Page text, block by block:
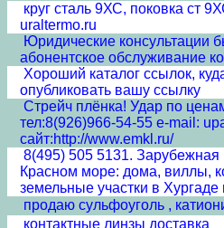
круг сталь 9ХС, поковка ст
uraltermo.ru
Юридические консультации
абонентское обслуживание
Хороший каталог ссылок,
опубликовать вашу ссылку
Стрейч плёнка! Удар по
тел:8(926)966-54-55 e-mail:
сайт:http://www.emkl.ru/
8(495) 505 5131. Зарубежная
Красном море: дома, виллы,
земельные участки в Хургаде
продаю сульфоуголь ,
контактные линзы доставка